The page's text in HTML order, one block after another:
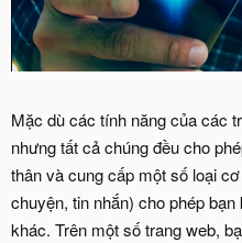
Mặc dù các tính năng của các
nhưng tất cả chúng đều cho
thân và cung cấp một số loại
chuyện, tin nhắn) cho phép
khác. Trên một số trang web,